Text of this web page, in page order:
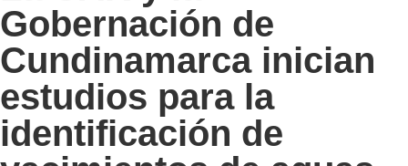
Gobernación de
Cundinamarca inician
estudios para la
identificación de